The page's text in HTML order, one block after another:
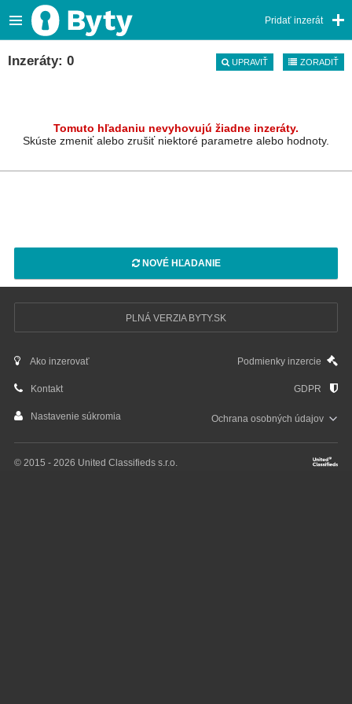
Pridať inzerát
Inzeráty: 0 UPRAVIŤ ZORADIŤ
Tomuto hľadaniu nevyhovujú žiadne inzeráty.
Skúste zmeniť alebo zrušiť niektoré parametre alebo hodnoty.
NOVÉ HĽADANIE
PLNÁ VERZIA BYTY.SK
Ako inzerovať Podmienky inzercie
Kontakt GDPR
Nastavenie súkromia Ochrana osobnýchúdajov
© 2015 - 2026 United Classifieds s.r.o.